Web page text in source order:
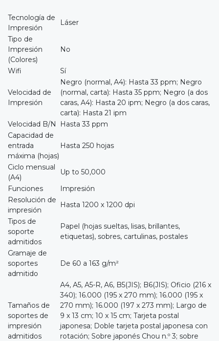
Tecnología de
Impresión
Láser
Tipo de
Impresión
(Colores)
No
Wifi Sí
Velocidad de
Impresión
Negro (normal, A4): Hasta 33 ppm; Negro
(normal, carta): Hasta 35 ppm; Negro (a dos
caras, A4): Hasta 20 ipm; Negro (a dos caras,
carta): Hasta 21 ipm
Velocidad B/N
Hasta 33 ppm
Capacidad de
entrada
máxima (hojas)
Hasta 250 hojas
Ciclo mensual
(A4)
Up to 50,000
Funciones
Impresión
Resolución de
impresión
Hasta 1200 x 1200 dpi
Tipos de
soporte
admitidos
Papel (hojas sueltas, lisas, brillantes,
etiquetas), sobres, cartulinas, postales
Gramaje de
soportes
admitido
De 60 a 163 g/m²
Tamaños de
soportes de
impresión
admitidos
A4, A5, A5-R, A6, B5(JIS); B6(JIS); Oficio (216 x
340); 16.000 (195 x 270 mm); 16.000 (195 x
270 mm); 16.000 (197 x 273 mm); Largo de
9 x 13 cm; 10 x 15 cm; Tarjeta postal
japonesa; Doble tarjeta postal japonesa con
rotación; Sobre japonés Chou n.º 3; sobre